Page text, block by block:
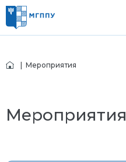
| Мероприятия
Мероприятия